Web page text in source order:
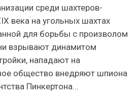
среди шахтеров-
века на угольных шахтах
для борьбы с произволом
взрывают динамитом
нападают на
общество внедряют шпиона
Пинкертона...